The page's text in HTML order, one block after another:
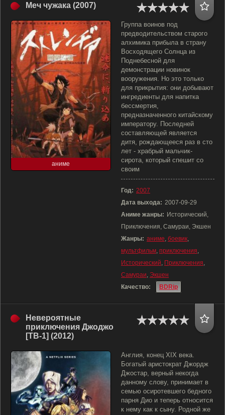
Меч чужака (2007)
аниме
Группа воинов под
предводительством старого
алхимика прибыла в страну
Восходящего Солнца из
Поднебесной для
демонстрации новинок
вооружения. Но это только
для прикрытия: они добывают
ингредиенты для напитка
бессмертия,
предназначенного китайскому
императору. Последней
составляющей является
дитя, рождающееся раз в сто
лет - храбрый мальчик-
сирота, который спешит со
своим
Год: 2007
Дата выхода: 2007-09-29
Аниме жанры: Исторический,
Приключения, Самураи, Экшен
Жанры: аниме, боевик,
мультфильм, приключения,
Исторический, Приключения,
Самураи, Экшен
Качество:
BDRip
Невероятные
приключения Джоджо
[ТВ-1] (2012)
Англия, конец XIX века.
Богатый аристократ Джордж
Джостар, верный некогда
данному слову, принимает в
семью осиротевшего бедного
парня Дио и теперь относится
к нему как к сыну. Родной же